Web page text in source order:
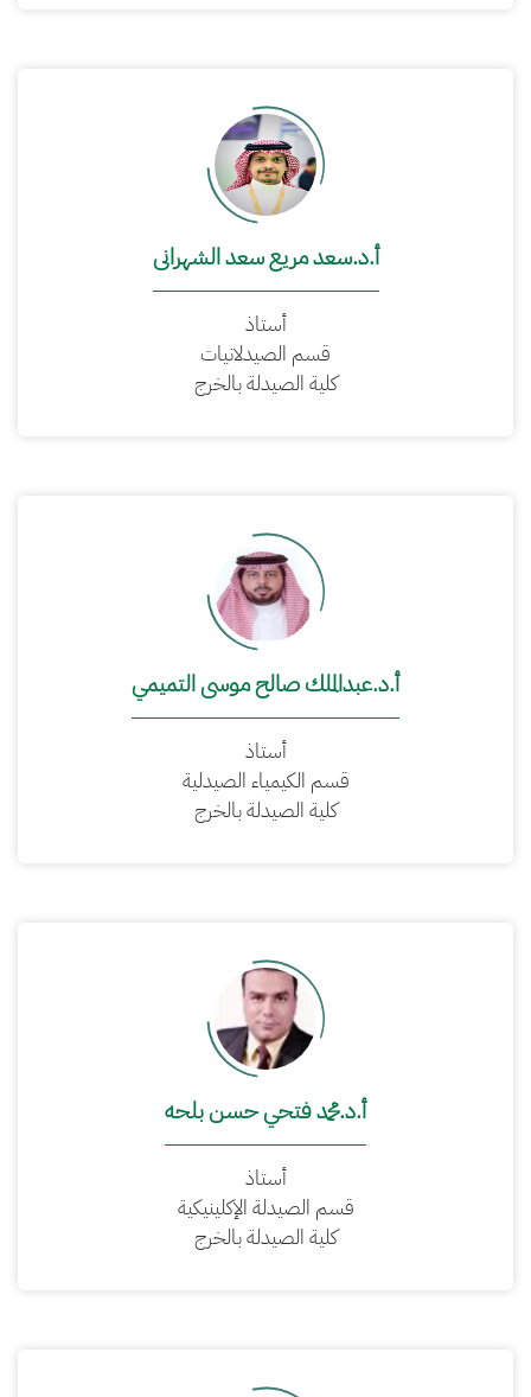
أ.د.سعد مريع سعد الشهرانى
أستاذ
قسم الصيدلانيات
كلية الصيدلة بالخرج
أ.د.عبدالملك صالح موسى التميمي
أستاذ
قسم الكيمياء الصيدلية
كلية الصيدلة بالخرج
أ.د.محمد فتحي حسن بلحه
أستاذ
قسم الصيدلة الإكلينيكية
كلية الصيدلة بالخرج